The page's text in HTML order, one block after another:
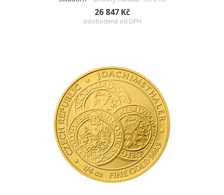
26 847 Kč
oslobodené od DPH